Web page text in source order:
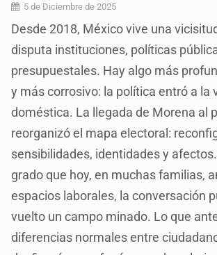
5 de Diciembre de 2025
Desde 2018, México vive una
disputa instituciones, políticas
presupuestales. Hay algo más
y más corrosivo: la política entró a la
doméstica. La llegada de Morena al
reorganizó el mapa electoral:
sensibilidades, identidades y afectos.
grado que hoy, en muchas familias,
espacios laborales, la conversación
vuelto un campo minado. Lo que
diferencias normales entre